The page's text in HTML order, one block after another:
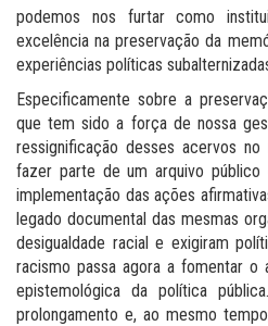
podemos nos furtar como
excelência na preservação da
experiências políticas
Especificamente sobre a
que tem sido a força de nossa
ressignificação desses acervos
fazer parte de um arquivo
implementação das ações
legado documental das mesmas
desigualdade racial e exigiram
racismo passa agora a fomentar o
epistemológica da política
prolongamento e, ao mesmo